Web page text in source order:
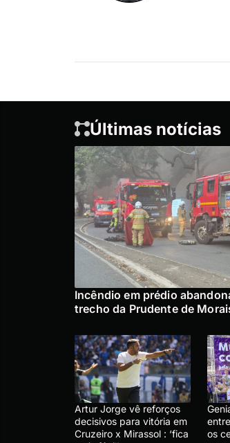
Últimas notícias
Incêndio em prédio
trecho da Prudente de
Artur Jorge vê reforços
decisivos para vitória em
Cruzeiro x Mirassol : ‘fica
os